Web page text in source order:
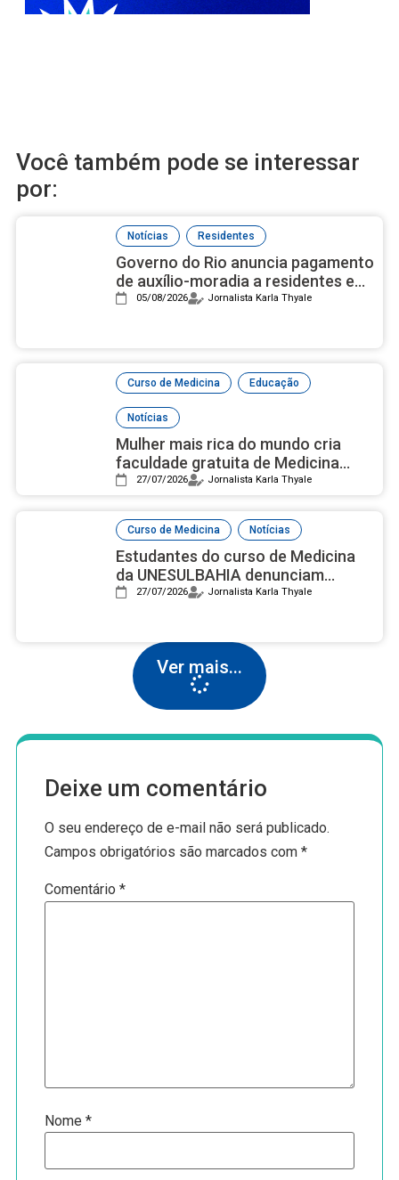
Você também pode se interessar
por:
Notícias , Residentes
Governo do Rio anuncia pagamento
de auxílio-moradia a residentes em
setembro
05/08/2026 Jornalista Karla Thyale
Curso de Medicina , Educação
Notícias
Mulher mais rica do mundo cria
faculdade gratuita de Medicina
com campus luxuoso nos EUA
27/07/2026 Jornalista Karla Thyale
Curso de Medicina , Notícias
Estudantes do curso de Medicina
da UNESULBAHIA denunciam
assédio institucional e reprovações
27/07/2026 Jornalista Karla Thyale
Ver mais...
Deixe um comentário
O seu endereço de e-mail não será publicado.
Campos obrigatórios são marcados com*
Comentário*
Nome*